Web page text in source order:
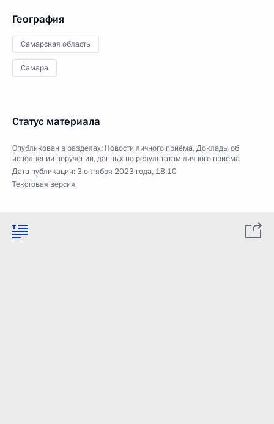
География
Самарская область
Самара
Статус материала
Опубликован в разделах: Новости личного приёма,Доклады об
исполнении поручений, данных по результатам личного приёма
Дата публикации:3 октября 2023 года, 18:10
Текстовая версия